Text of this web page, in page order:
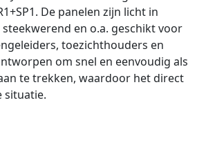
De panelen zijn licht in
en o.a. geschikt voor
toezichthouders en
om snel en eenvoudig als
te trekken, waardoor het direct
situatie.